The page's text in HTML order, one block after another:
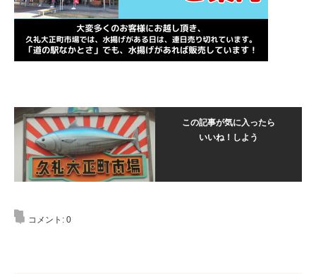
この記事が気に入ったら
いいね！しよう
コメント: 0